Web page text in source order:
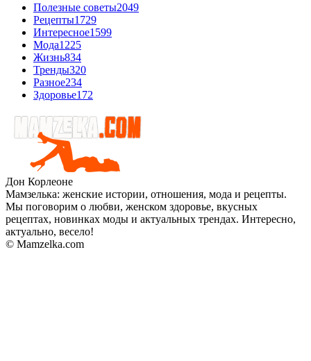
Полезные советы2049
Рецепты1729
Интересное1599
Мода1225
Жизнь834
Тренды320
Разное234
Здоровье172
Дон Корлеоне
Мамзелька: женские истории, отношения, мода и рецепты.
Мы поговорим о любви, женском здоровье, вкусных
рецептах, новинках моды и актуальных трендах. Интересно,
актуально, весело!
© Mamzelka.com